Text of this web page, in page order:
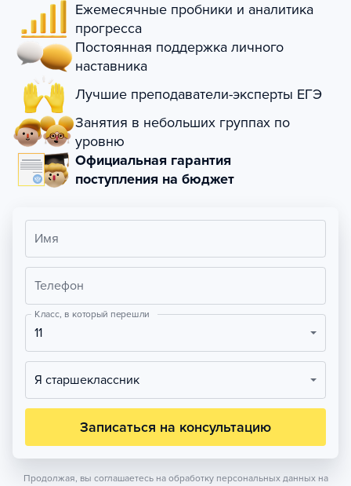
Ежемесячные пробники и аналитика
прогресса
Постоянная поддержка личного
наставника
Лучшие преподаватели-эксперты ЕГЭ
Занятия в небольших группах по
уровню
Официальная гарантия
поступления на бюджет
Имя
Телефон
Класс, в который перешли
11
Я старшеклассник
Записаться на консультацию
Продолжая, вы соглашаетесь на обработку персональных данных на